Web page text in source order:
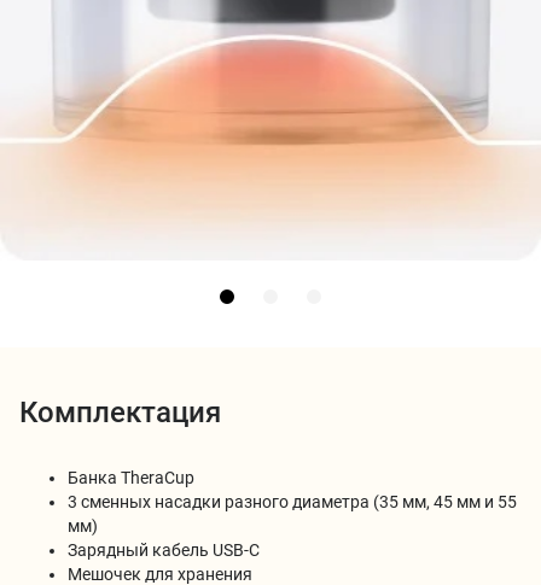
Комплектация
Банка TheraCup
3 сменных насадки разного диаметра (35 мм, 45 мм и 55
мм)
Зарядный кабель USB-C
Мешочек для хранения